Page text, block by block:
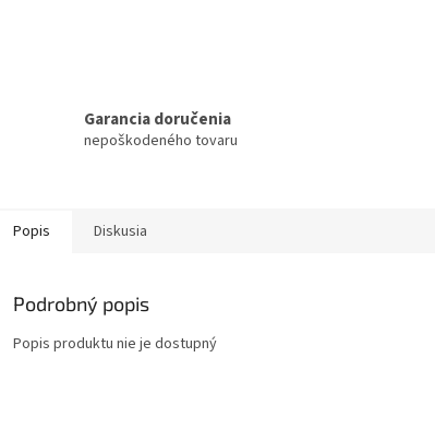
Garancia doručenia
nepoškodeného tovaru
Popis Diskusia
Podrobný popis
Popis produktu nie je dostupný